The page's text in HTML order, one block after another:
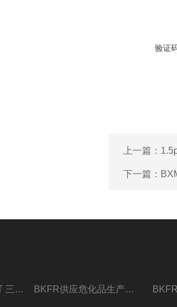
验证
上一篇：
下一篇：
三防配电箱FXM(D)-T 三防型黑色工程塑料 BKFR供应危化品生产车间1.5匹2匹3匹5匹防爆空调